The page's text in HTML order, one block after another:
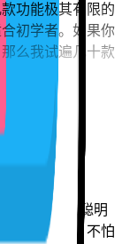
功能极其有限的
初学者。如果你
么我试遍几十款
对话、还能聪明
西班牙语，不怕